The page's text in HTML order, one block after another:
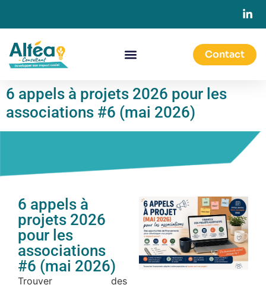
Contact
6 appels à projets 2026 pour les
associations #6 (mai 2026)
6 appels à
projets 2026
pour les
associations
#6 (mai 2026)
Trouver des